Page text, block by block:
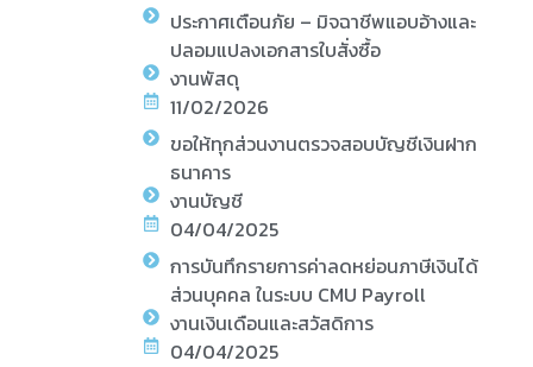
ประกาศเตือนภัย – มิจฉาชีพแอบอ้างและ
ปลอมแปลงเอกสารใบสั่งซื้อ
งานพัสดุ
11/02/2026
ขอให้ทุกส่วนงานตรวจสอบบัญชีเงินฝาก
ธนาคาร
งานบัญชี
04/04/2025
การบันทึกรายการค่าลดหย่อนภาษีเงินได้
ส่วนบุคคล ในระบบ CMU Payroll
งานเงินเดือนและสวัสดิการ
04/04/2025